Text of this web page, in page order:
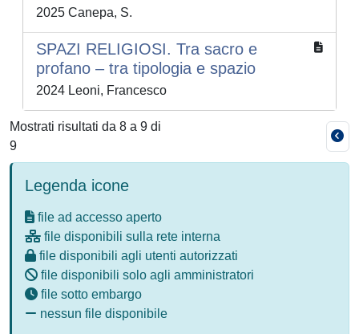
2025 Canepa, S.
SPAZI RELIGIOSI. Tra sacro e
profano – tra tipologia e spazio
2024 Leoni, Francesco
Mostrati risultati da 8 a 9 di
9
Legenda icone
file ad accesso aperto
file disponibili sulla rete interna
file disponibili agli utenti autorizzati
file disponibili solo agli amministratori
file sotto embargo
nessun file disponibile